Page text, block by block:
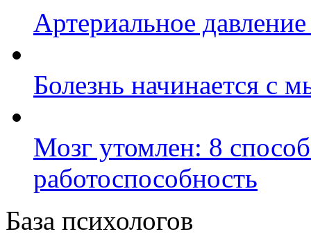
Артериальное
Болезнь начинается с
Мозг утомлен: 8
работоспособность
База психологов